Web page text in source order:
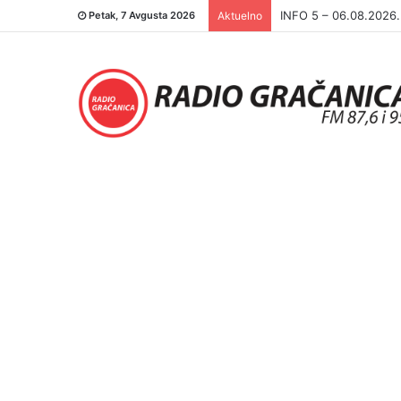
Petak, 7 Avgusta 2026 Aktuelno INFO 5 – 05.08.2026